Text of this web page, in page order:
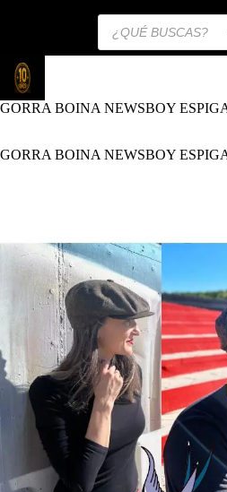
Búsqueda
GORRA BOINA NEWSBOY
GORRA BOINA NEWSBOY